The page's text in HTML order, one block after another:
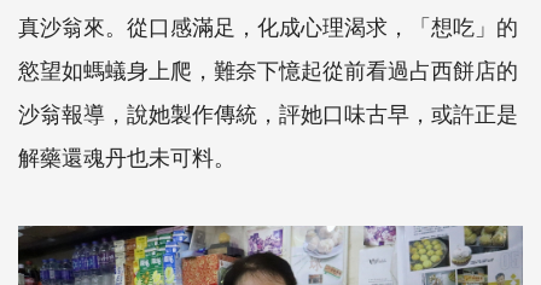
真沙翁來。從口感滿足，化成心理渴求，「想吃」的
慾望如螞蟻身上爬，難奈下憶起從前看過占西餅店的
沙翁報導，說她製作傳統，評她口味古早，或許正是
解藥還魂丹也未可料。